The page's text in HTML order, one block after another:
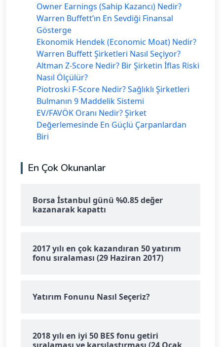
Owner Earnings (Sahip Kazancı) Nedir?
Warren Buffett’ın En Sevdiği Finansal
Gösterge
Ekonomik Hendek (Economic Moat) Nedir?
Warren Buffett Şirketleri Nasıl Seçiyor?
Altman Z-Score Nedir? Bir Şirketin İflas Riski
Nasıl Ölçülür?
Piotroski F-Score Nedir? Sağlıklı Şirketleri
Bulmanın 9 Maddelik Sistemi
EV/FAVÖK Oranı Nedir? Şirket
Değerlemesinde En Güçlü Çarpanlardan
Biri
En Çok Okunanlar
Borsa İstanbul günü %0.85 değer
kazanarak kapattı
2017 yılı en çok kazandıran 50 yatırım
fonu sıralaması (29 Haziran 2017)
Yatırım Fonunu Nasıl Seçeriz?
2018 yılı en iyi 50 BES fonu getiri
sıralaması ve karşılaştırması (24 Ocak